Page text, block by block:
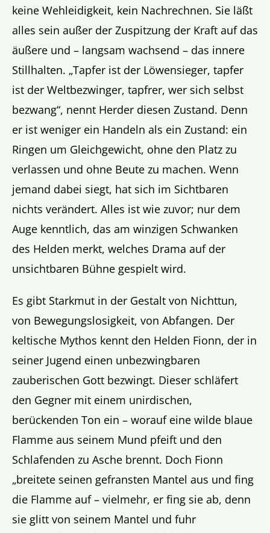
keine Wehleidigkeit, kein Nachrechnen. Sie läßt
alles sein außer der Zuspitzung der Kraft auf das
äußere und – langsam wachsend – das innere
Stillhalten. „Tapfer ist der Löwensieger, tapfer
ist der Weltbezwinger, tapfrer, wer sich selbst
bezwang“, nennt Herder diesen Zustand. Denn
er ist weniger ein Handeln als ein Zustand: ein
Ringen um Gleichgewicht, ohne den Platz zu
verlassen und ohne Beute zu machen. Wenn
jemand dabei siegt, hat sich im Sichtbaren
nichts verändert. Alles ist wie zuvor; nur dem
Auge kenntlich, das am winzigen Schwanken
des Helden merkt, welches Drama auf der
unsichtbaren Bühne gespielt wird.
Es gibt Starkmut in der Gestalt von Nichttun,
von Bewegungslosigkeit, von Abfangen. Der
keltische Mythos kennt den Helden Fionn, der in
seiner Jugend einen unbezwingbaren
zauberischen Gott bezwingt. Dieser schläfert
den Gegner mit einem unirdischen,
berückenden Ton ein – worauf eine wilde blaue
Flamme aus seinem Mund pfeift und den
Schlafenden zu Asche brennt. Doch Fionn
„breitete seinen gefransten Mantel aus und fing
die Flamme auf – vielmehr, er fing sie ab, denn
sie glitt von seinem Mantel und fuhr